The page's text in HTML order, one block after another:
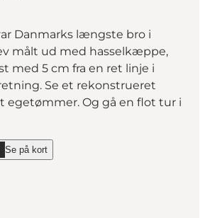
Danmarks længste bro i
målt ud med hasselkæppe,
med 5 cm fra en ret linje i
Se et rekonstrueret
egetømmer. Og gå en flot tur i
med hasselkæppe"
Se på kort
Ingeniørkunst med hasselkæppe on_map